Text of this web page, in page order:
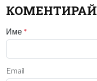
КОМЕНТИРАЙ
Име *
Email